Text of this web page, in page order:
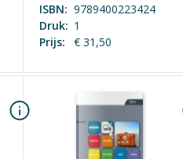
Specialist
ISBN: 9789400223424
Druk: 1
Prijs:
€ 31,50